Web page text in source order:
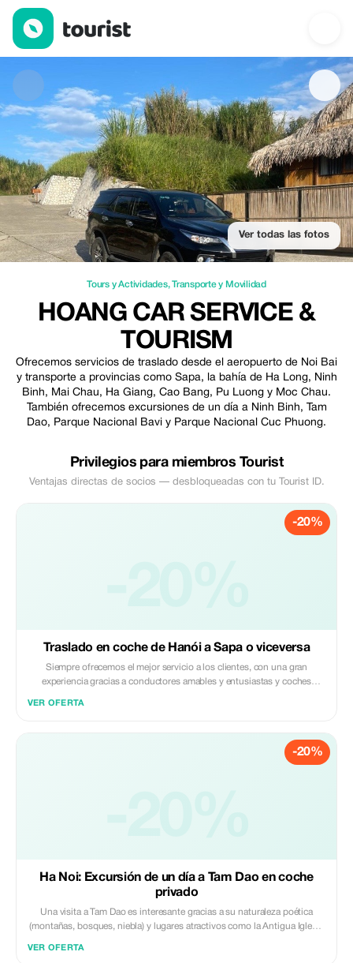
Hoang Car Service & Tourism — Tours y Actividades | Up to
Ver todas las fotos
Tours y Actividades,Transporte y Movilidad
HOANG CAR SERVICE &
TOURISM
Ofrecemos servicios de traslado desde el aeropuerto de Noi Bai
y transporte a provincias como Sapa, la bahía de Ha Long, Ninh
Binh, Mai Chau, Ha Giang, Cao Bang, Pu Luong y Moc Chau.
También ofrecemos excursiones de un día a Ninh Binh, Tam
Dao, Parque Nacional Bavi y Parque Nacional Cuc Phuong.
Privilegios para miembros Tourist
Ventajas directas de socios — desbloqueadas con tu Tourist ID.
-20%
Traslado en coche de Hanói a Sapa o viceversa
Siempre ofrecemos el mejor servicio a los clientes, con una gran
experiencia gracias a conductores amables y entusiastas y coches
VER OFERTA
-20%
Ha Noi: Excursión de un día a Tam Dao en coche
privado
Una visita a Tam Dao es interesante gracias a su naturaleza poética
(montañas, bosques, niebla) y lugares atractivos como la Antigua Iglesia
VER OFERTA